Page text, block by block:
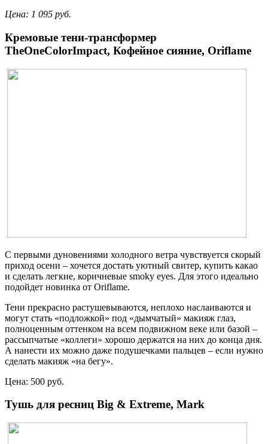
Цена: 1 095 руб.
Кремовые тени-трансформер
TheOneColorImpact, Кофейное сияние, Oriflame
С первыми дуновениями холодного ветра чувствуется скорый
приход осени – хочется достать уютный свитер, купить какао
и сделать легкие, коричневые smoky eyes. Для этого идеально
подойдет новинка от Oriflame.
Тени прекрасно растушевываются, неплохо наслаиваются и
могут стать «подложкой» под «дымчатый» макияж глаз,
полноценным оттенком на всем подвижном веке или базой –
рассыпчатые «коллеги» хорошо держатся на них до конца дня.
А нанести их можно даже подушечками пальцев – если нужно
сделать макияж «на бегу».
Цена: 500 руб.
Тушь для ресниц Big & Extreme, Mark